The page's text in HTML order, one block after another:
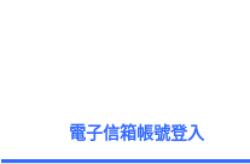
電子信箱帳號登入